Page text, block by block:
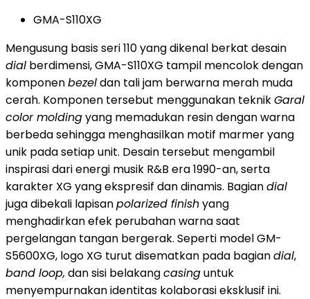
GMA-S110XG
Mengusung basis seri 110 yang dikenal berkat desain
dial berdimensi, GMA-S110XG tampil mencolok dengan
komponenbezeldan tali jam berwarna merah muda
cerah. Komponen tersebut menggunakan teknikGaral
color moldingyang memadukan resin dengan warna
berbeda sehingga menghasilkan motif marmer yang
unik pada setiap unit. Desain tersebut mengambil
inspirasi dari energi musik R&B era 1990-an, serta
karakter XG yang ekspresif dan dinamis. Bagiandial
juga dibekali lapisanpolarized finishyang
menghadirkan efek perubahan warna saat
pergelangan tangan bergerak. Seperti model GM-
S5600XG, logo XG turut disematkan pada bagiandial,
band loop, dan sisi belakangcasinguntuk
menyempurnakan identitas kolaborasi eksklusif ini.